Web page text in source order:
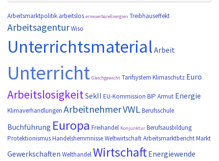
Arbeitsmarktpolitik arbeitslos erneuerbareEnergien Treibhauseffekt
ArbeitsagenturWiso
Unterrichtsmaterial Arbeit
Unterricht Gleichgewicht Tarifsystem Klimaschutz Euro
ArbeitslosigkeitSekII EU-Kommission BIP Armut Energie
Klimaverhandlungen ArbeitnehmerVWLBerufsschule
Buchführung Europa Freihandel Konjunktur Berufsausbildung
ProtektionismusHandelshemmnisseWeltwirtschaftArbeitsmarktberichtMarkt
Gewerkschaften WelthandelWirtschaft Energiewende